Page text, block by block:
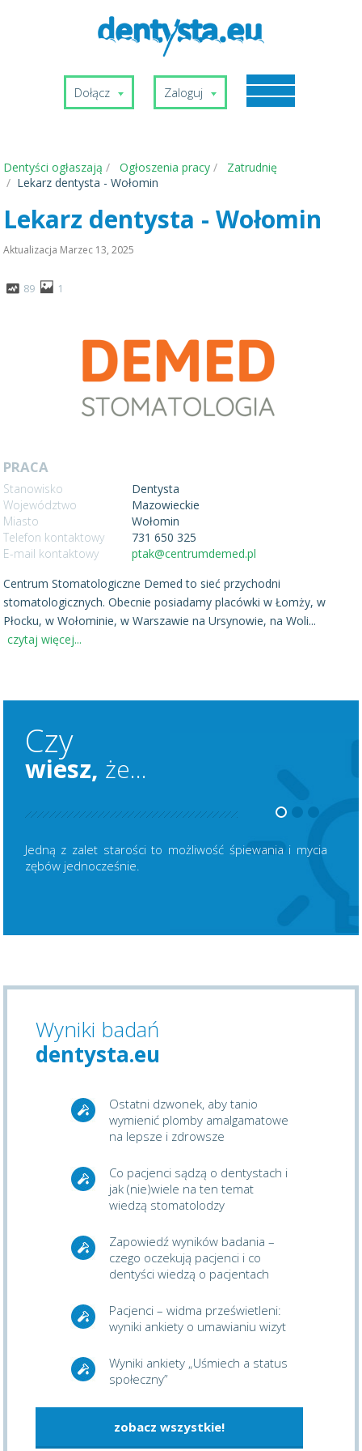
Dołącz Zaloguj
Dentyści ogłaszają Ogłoszenia pracy
Zatrudnię
Lekarz dentysta - Wołomin
Lekarz dentysta - Wołomin
Aktualizacja Marzec 13, 2025
89 1
PRACA
Stanowisko
Dentysta
Województwo
Mazowieckie
Miasto
Wołomin
Telefon kontaktowy
731 650 325
E-mail kontaktowy
ptak@centrumdemed.pl
Centrum Stomatologiczne Demed to sieć przychodni
stomatologicznych. Obecnie posiadamy placówki w Łomży, w
Płocku, w Wołominie, w Warszawie na Ursynowie, na Woli...
czytaj więcej...
Czy
wiesz, że...
Jedną z zalet starości to możliwość śpiewania i mycia
zębów jednocześnie.
Wyniki badań
dentysta.eu
Ostatni dzwonek, aby tanio
wymienić plomby amalgamatowe
na lepsze i zdrowsze
Co pacjenci sądzą o dentystach i
jak (nie)wiele na ten temat
wiedzą stomatolodzy
Zapowiedź wyników badania –
czego oczekują pacjenci i co
dentyści wiedzą o pacjentach
Pacjenci – widma prześwietleni:
wyniki ankiety o umawianiu wizyt
Wyniki ankiety „Uśmiech a status
społeczny”
zobacz wszystkie!